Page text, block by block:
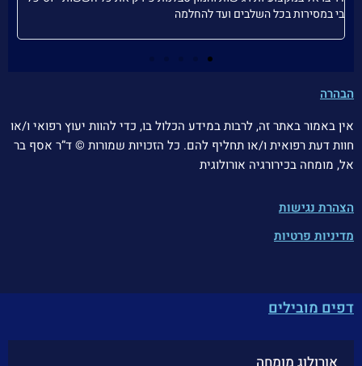
בי במסירות בכל השלבים ועד להחלמה
הבהרה
אין באמור באתר זה, לרבות במידע הכלול בו, כדי להוות יעוץ רפואי ו/או
חוות דעת רפואית ו/או תחליף להם. כל הזכויות שמורות © ד”ר אסף בר
אל, מומחה בכירורגיה אורולוגית
הצהרת נגישות
מדיניות פרטיות
דפים מובילים